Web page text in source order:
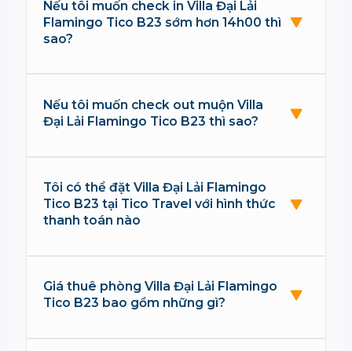
Nếu tôi muốn check in Villa Đại Lải
Flamingo Tico B23 sớm hơn 14h00 thì
sao?
Nếu tôi muốn check out muộn Villa
Đại Lải Flamingo Tico B23 thì sao?
Tôi có thể đặt Villa Đại Lải Flamingo
Tico B23 tại Tico Travel với hình thức
thanh toán nào
Giá thuê phòng Villa Đại Lải Flamingo
Tico B23 bao gồm những gì?